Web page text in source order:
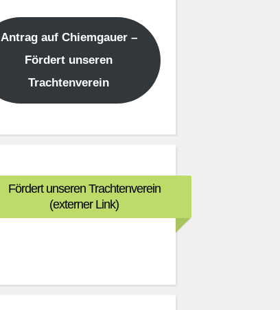
Antrag auf Chiemgauer –
Fördert unseren
Trachtenverein
Fördert unseren Trachtenverein
(externer Link)